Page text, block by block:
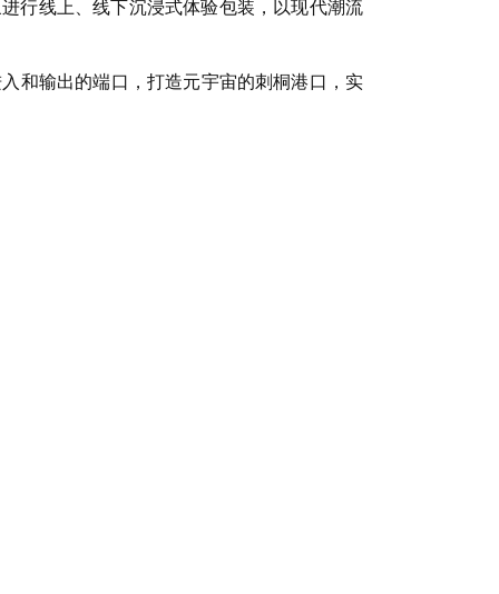
行线上、线下沉浸式体验包装，以现代潮流
和输出的端口，打造元宇宙的刺桐港口，实